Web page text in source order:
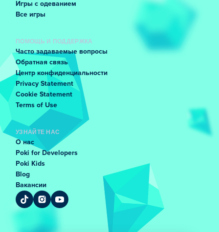
Игры с одеванием
Все игры
ПОМОЩЬ И ПОДДЕРЖКА
Часто задаваемые вопросы
Обратная связь
Центр конфиденциальности
Privacy Statement
Cookie Statement
Terms of Use
УЗНАЙТЕ НАС
О нас
Poki for Developers
Poki Kids
Blog
Вакансии